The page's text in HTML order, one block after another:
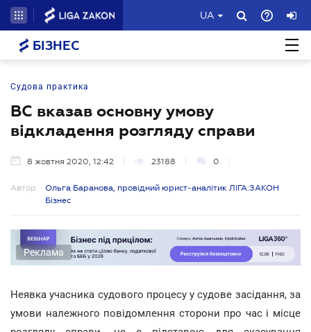
UA
БІЗНЕС
Судова практика
ВС вказав основну умову
відкладення розгляду справи
8 жовтня 2020, 12:42 23188 0
Автор:
Ольга Баранова, провідний юрист-аналітик ЛІГА:ЗАКОН
Бізнес
Реклама
Неявка учасника судового процесу у судове засідання, за
умови належного повідомлення сторони про час і місце